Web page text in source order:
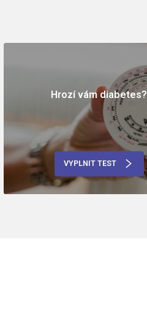
Hrozí vám diabetes?
VYPLNIT TEST